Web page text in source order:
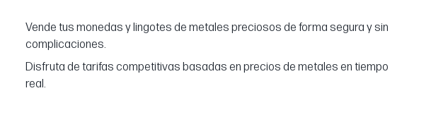
Vende tus monedas y lingotes de metales preciosos de forma segura y sin
complicaciones.
Disfruta de tarifas competitivas basadas en precios de metales en tiempo
real.